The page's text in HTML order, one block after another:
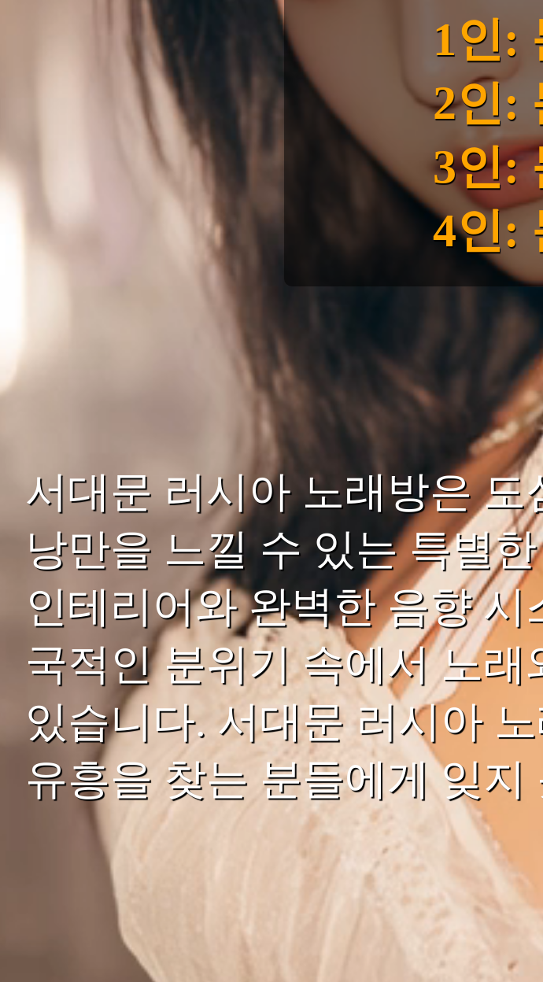
1인:
2인:
3인:
4인:
서대문 러시아 노래방은
낭만을 느낄 수 있는 특별
인테리어와 완벽한 음향
국적인 분위기 속에서 노
있습니다. 서대문 러시아
유흥을 찾는 분들에게 잊